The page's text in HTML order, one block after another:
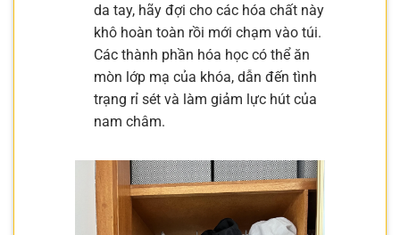
da tay, hãy đợi cho các hóa chất này
khô hoàn toàn rồi mới chạm vào túi.
Các thành phần hóa học có thể ăn
mòn lớp mạ của khóa, dẫn đến tình
trạng rỉ sét và làm giảm lực hút của
nam châm.